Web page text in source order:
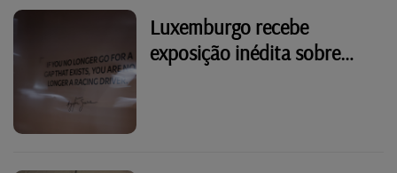
Luxemburgo recebe
exposição inédita sobre